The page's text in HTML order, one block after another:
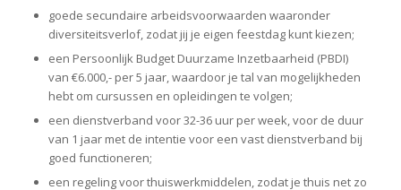
goede secundaire arbeidsvoorwaarden waaronder
diversiteitsverlof, zodat jij je eigen feestdag kunt kiezen;
een Persoonlijk Budget Duurzame Inzetbaarheid (PBDI)
van €6.000,- per 5 jaar, waardoor je tal van mogelijkheden
hebt om cursussen en opleidingen te volgen;
een dienstverband voor 32-36 uur per week, voor de duur
van 1 jaar met de intentie voor een vast dienstverband bij
goed functioneren;
een regeling voor thuiswerkmiddelen, zodat je thuis net zo